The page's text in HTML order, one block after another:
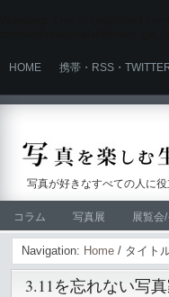
HOME 携帯・RSS・
写真が好きなすべての人に
コラム 写真展 展覧会
Navigation: Home / タイト
3.11を忘れない写